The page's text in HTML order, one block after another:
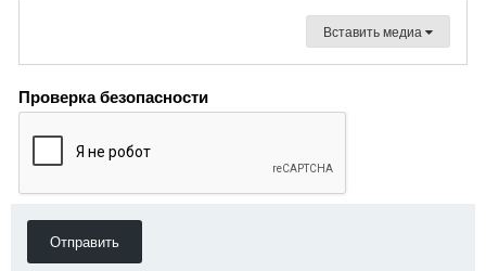
Вставить медиа
Проверка безопасности
Отправить